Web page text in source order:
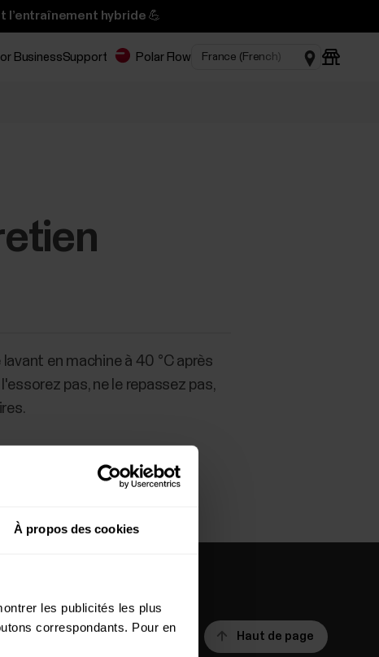
À propos des cookies
les publicités les plus
correspondants. Pour en
l’entraînement hybride 💪
BusinessSupport Polar Flow
en machine à 40 °C après
pas, ne le repassez pas,
Haut de page